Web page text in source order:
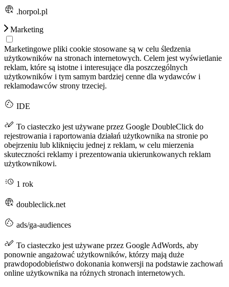
.horpol.pl
Marketing
Marketingowe pliki cookie stosowane są w celu śledzenia
użytkowników na stronach internetowych. Celem jest wyświetlanie
reklam, które są istotne i interesujące dla poszczególnych
użytkowników i tym samym bardziej cenne dla wydawców i
reklamodawców strony trzeciej.
IDE
To ciasteczko jest używane przez Google DoubleClick do
rejestrowania i raportowania działań użytkownika na stronie po
obejrzeniu lub kliknięciu jednej z reklam, w celu mierzenia
skuteczności reklamy i prezentowania ukierunkowanych reklam
użytkownikowi.
1 rok
doubleclick.net
ads/ga-audiences
To ciasteczko jest używane przez Google AdWords, aby
ponownie angażować użytkowników, którzy mają duże
prawdopodobieństwo dokonania konwersji na podstawie zachowań
online użytkownika na różnych stronach internetowych.